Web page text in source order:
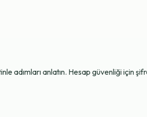
adımları anlatın. Hesap güvenliği için